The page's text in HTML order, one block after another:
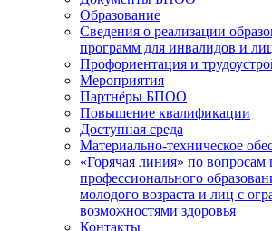
Образование
Сведения о реализации
программ для инвалидов и
Профориентация и
Мероприятия
Партнёры БПОО
Повышение квалификации
Доступная среда
Материально-техническое
«Горячая линия» по вопросам
профессионального
молодого возраста и лиц с
возможностями здоровья
Контакты